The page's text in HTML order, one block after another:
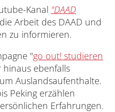
Kanal "DAAD
Arbeit des DAAD und
zu informieren.
"go out! studieren
ebenfalls
Auslandsaufenthalte.
Peking erzählen
Erfahrungen.
für Lehre
und